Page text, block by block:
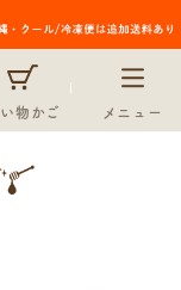
物かご メニュー